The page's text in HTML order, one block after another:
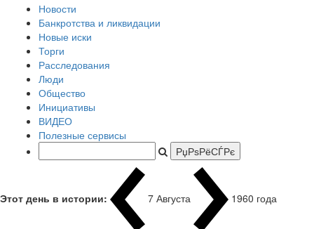
Новости
Банкротства и ликвидации
Новые иски
Торги
Расследования
Люди
Общество
Инициативы
ВИДЕО
Полезные сервисы
Этот день в истории: 7 Августа 1960 года